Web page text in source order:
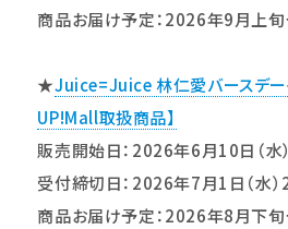
商品お届け予定：2026年9月上
★Juice=Juice 林仁愛バースデ
UP!Mall取扱商品】
販売開始日：2026年6月10日（水
受付締切日：2026年7月1日（水）
商品お届け予定：2026年8月下